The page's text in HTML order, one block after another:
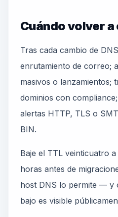
Cuándo volver
Tras cada cambio de
enrutamiento de correo;
masivos o lanzamientos;
dominios con
alertas HTTP, TLS o
BIN.
Baje el TTL veinticuatro
horas antes de
host DNS lo permite — y
bajo es visible